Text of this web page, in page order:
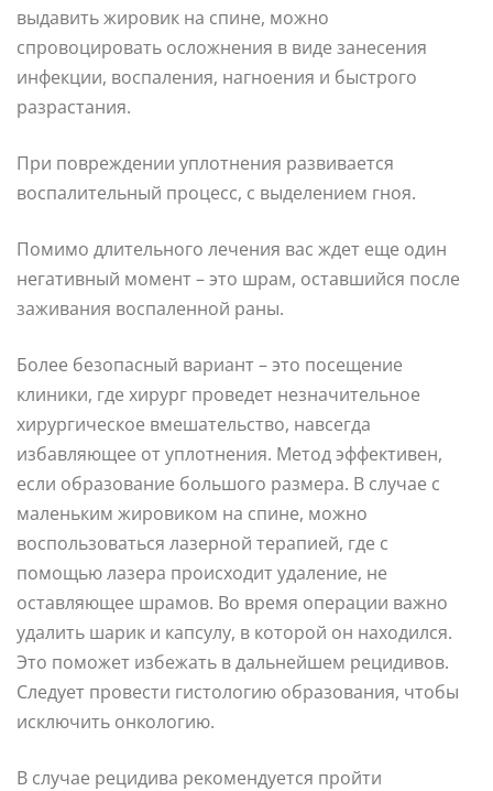
выдавить жировик на спине, можно
спровоцировать осложнения в виде занесения
инфекции, воспаления, нагноения и быстрого
разрастания.
При повреждении уплотнения развивается
воспалительный процесс, с выделением гноя.
Помимо длительного лечения вас ждет еще один
негативный момент – это шрам, оставшийся после
заживания воспаленной раны.
Более безопасный вариант – это посещение
клиники, где хирург проведет незначительное
хирургическое вмешательство, навсегда
избавляющее от уплотнения. Метод эффективен,
если образование большого размера. В случае с
маленьким жировиком на спине, можно
воспользоваться лазерной терапией, где с
помощью лазера происходит удаление, не
оставляющее шрамов. Во время операции важно
удалить шарик и капсулу, в которой он находился.
Это поможет избежать в дальнейшем рецидивов.
Следует провести гистологию образования, чтобы
исключить онкологию.
В случае рецидива рекомендуется пройти